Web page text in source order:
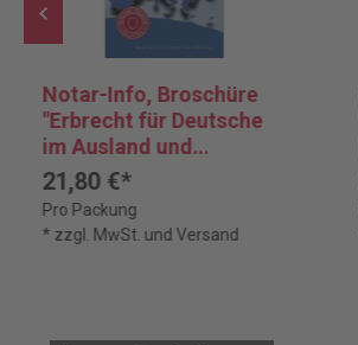
Notar-Info, Broschüre
"Erbrecht für Deutsche
im Ausland und
Ausländer in
Deutschland"
21,80 €*
Pro Packung
* zzgl. MwSt. und Versand